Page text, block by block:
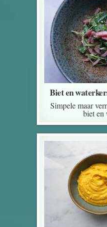
Biet en
Simpele maar
biet en